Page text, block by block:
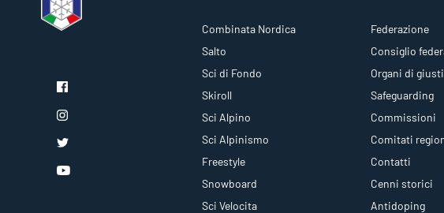
Combinata Nordica
Salto
Sci di Fondo
Skiroll
Sci Alpino
Sci Alpinismo
Freestyle
Snowboard
Sci Velocita
Federazione
Consiglio
Organi di
Safeguarding
Commissioni
Comitati
Contatti
Cenni storici
Antidoping